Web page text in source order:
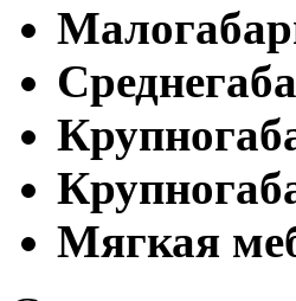
Мягкая